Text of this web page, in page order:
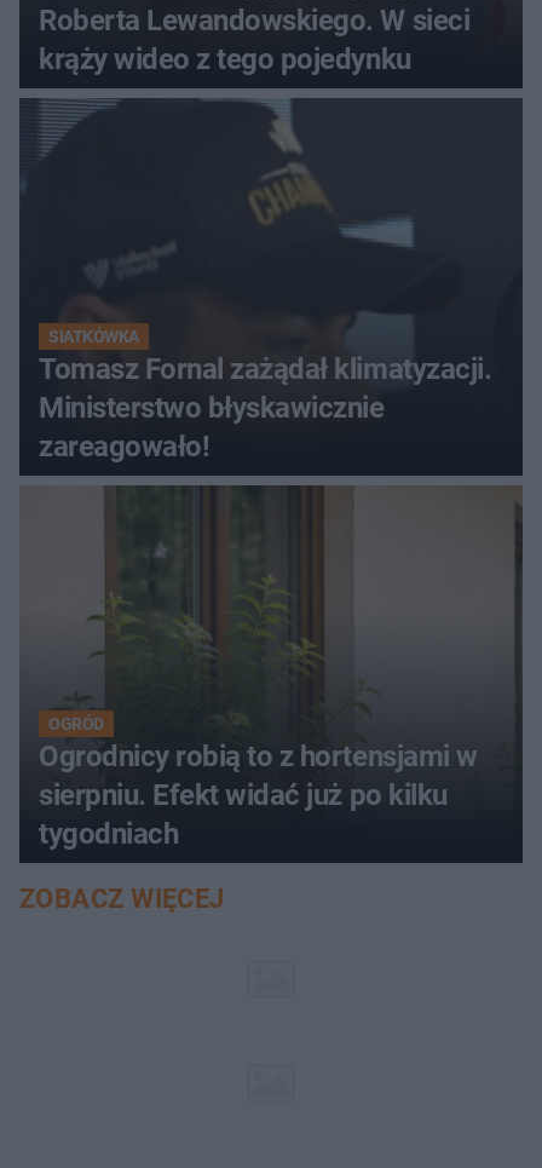
Roberta Lewandowskiego. W sieci
krąży wideo z tego pojedynku
SIATKÓWKA
Tomasz Fornal zażądał klimatyzacji.
Ministerstwo błyskawicznie
zareagowało!
OGRÓD
Ogrodnicy robią to z hortensjami w
sierpniu. Efekt widać już po kilku
tygodniach
ZOBACZ WIĘCEJ